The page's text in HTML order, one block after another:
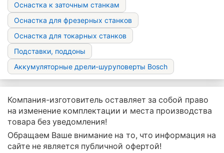
Оснастка к заточным станкам
Оснастка для фрезерных станков
Оснастка для токарных станков
Подставки, поддоны
Аккумуляторные дрели-шуруповерты Bosch
Компания-изготовитель оставляет за собой право
на изменение комплектации и места производства
товара без уведомления!
Обращаем Ваше внимание на то, что информация на
сайте не является публичной офертой!